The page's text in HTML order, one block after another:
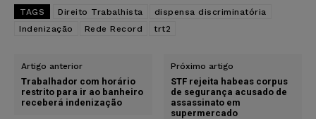
TAGS Direito Trabalhista
dispensa discriminatória
Indenização
Rede Record trt2
Artigo anterior
Trabalhador com horário
restrito para ir ao banheiro
receberá indenização
Próximo artigo
STF rejeita habeas corpus
de segurança acusado de
assassinato em
supermercado